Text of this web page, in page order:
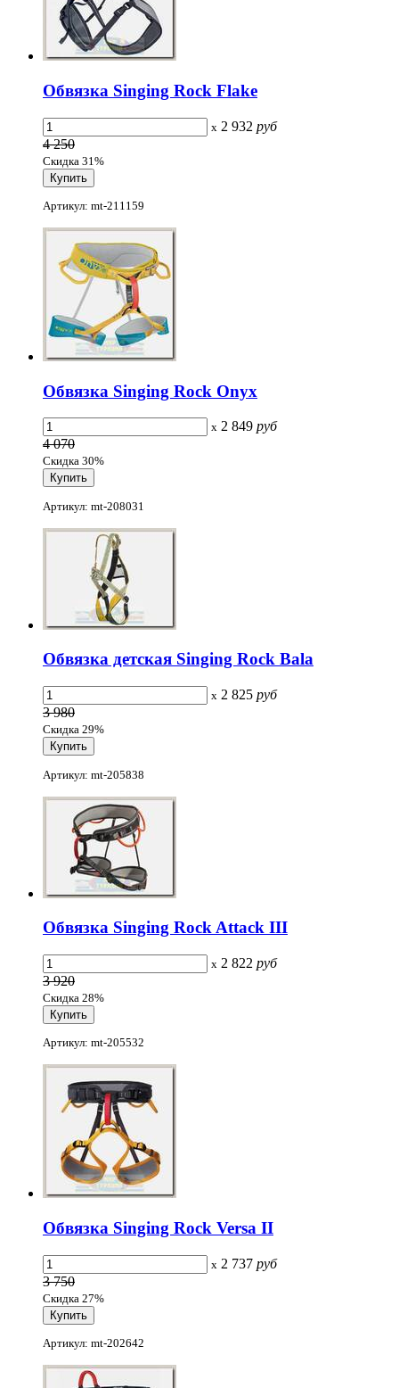
Обвязка Singing Rock Flake
x 2 932 руб
4 250
Скидка 31%
Артикул: mt-211159
Обвязка Singing Rock Onyx
x 2 849 руб
4 070
Скидка 30%
Артикул: mt-208031
Обвязка детская Singing Rock Bala
x 2 825 руб
3 980
Скидка 29%
Артикул: mt-205838
Обвязка Singing Rock Attack III
x 2 822 руб
3 920
Скидка 28%
Артикул: mt-205532
Обвязка Singing Rock Versa II
x 2 737 руб
3 750
Скидка 27%
Артикул: mt-202642